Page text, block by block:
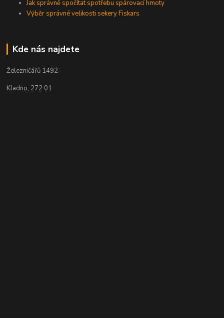
Jak správně spočítat spotřebu spárovací hmoty
Výběr správné velikosti sekery Fiskars
Kde nás najdete
Železničářů 1492
Kladno, 272 01